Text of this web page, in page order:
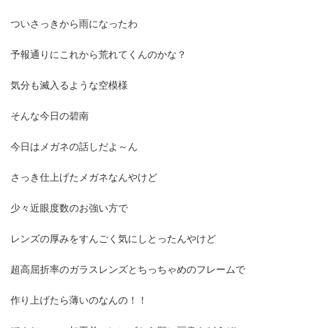
:
ついさっきから雨になったわ
予報通りにこれから荒れてくんのかな？
気分も滅入るような空模様
そんな今日の碧南
今日はメガネの話しだよ～ん
さっき仕上げたメガネなんやけど
少々近眼度数のお強い方で
レンズの厚みをすんごく気にしとったんやけど
超高屈折率のガラスレンズとちっちゃめのフレームで
作り上げたら薄いのなんの！！